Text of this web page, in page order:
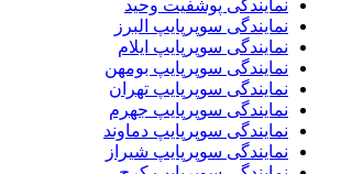
نمایندگی پوشفیت وحید
نمایندگی سوپرپایپ البرز
نمایندگی سوپرپایپ ایلام
نمایندگی سوپرپایپ بومهن
نمایندگی سوپرپایپ تهران
نمایندگی سوپرپایپ جهرم
نمایندگی سوپرپایپ دماوند
نمایندگی سوپرپایپ شیراز